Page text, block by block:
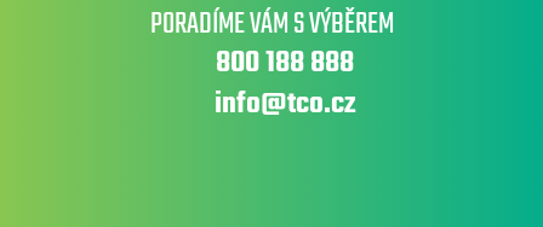
PORADÍME VÁM S VÝBĚREM
800 188 888
info@tco.cz